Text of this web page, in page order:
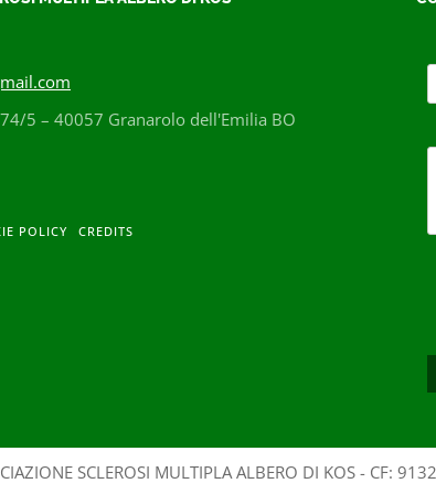
5 – 40057 Granarolo dell'Emilia BO
POLICY CREDITS
SCLEROSI MULTIPLA ALBERO DI KOS - CF: